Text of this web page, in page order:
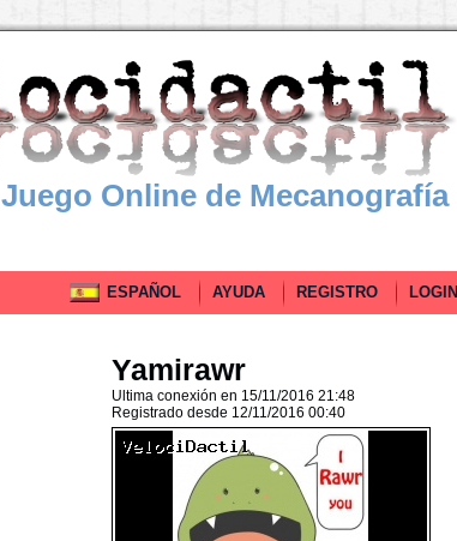
Juego Online de Mecanografía
ESPAÑOL AYUDA REGISTRO LOGIN
Yamirawr
Ultima conexión en 15/11/2016 21:48
Registrado desde 12/11/2016 00:40